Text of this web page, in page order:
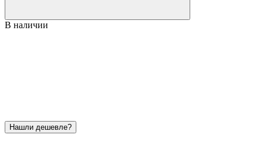
В наличии
Нашли дешевле?